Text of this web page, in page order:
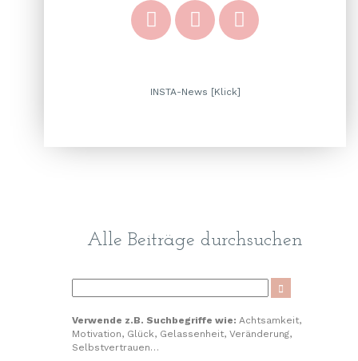
INSTA-News [Klick]
Alle Beiträge durchsuchen
Verwende z.B. Suchbegriffe wie: Achtsamkeit,
Motivation, Glück, Gelassenheit, Veränderung,
Selbstvertrauen…